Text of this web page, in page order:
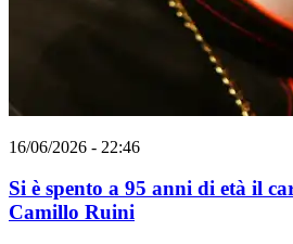
16/06/2026 - 22:46
Si è spento a 95 anni di età il
Camillo Ruini